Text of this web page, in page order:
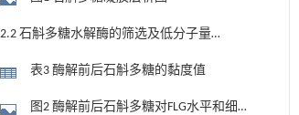
2.2 石斛多糖水解酶的筛选及低分子量
斛多糖的制备
表3 酶解前后石斛多糖的黏度值
图2 酶解前后石斛多糖对FLG水平和细胞